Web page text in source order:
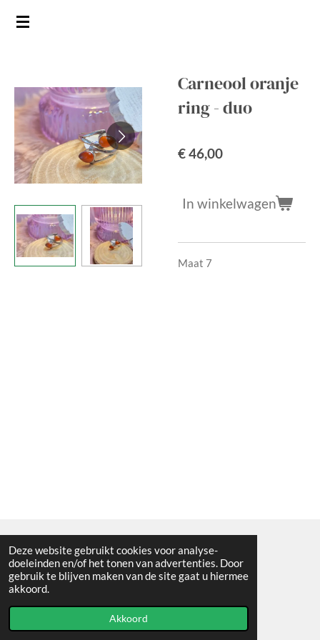
Deze website gebruikt cookies voor analyse-
doeleinden en/of het tonen van advertenties. Door
gebruik te blijven maken van de site gaat u hiermee
akkoord.
Akkoord
Ga
hoofdinhoud
Carneool oranje
ring - duo
€ 46,00
In winkelwagen
Maat 7
Algemene voorwaarden
© 2021 - RC en mineralenshop Het vlinderpad